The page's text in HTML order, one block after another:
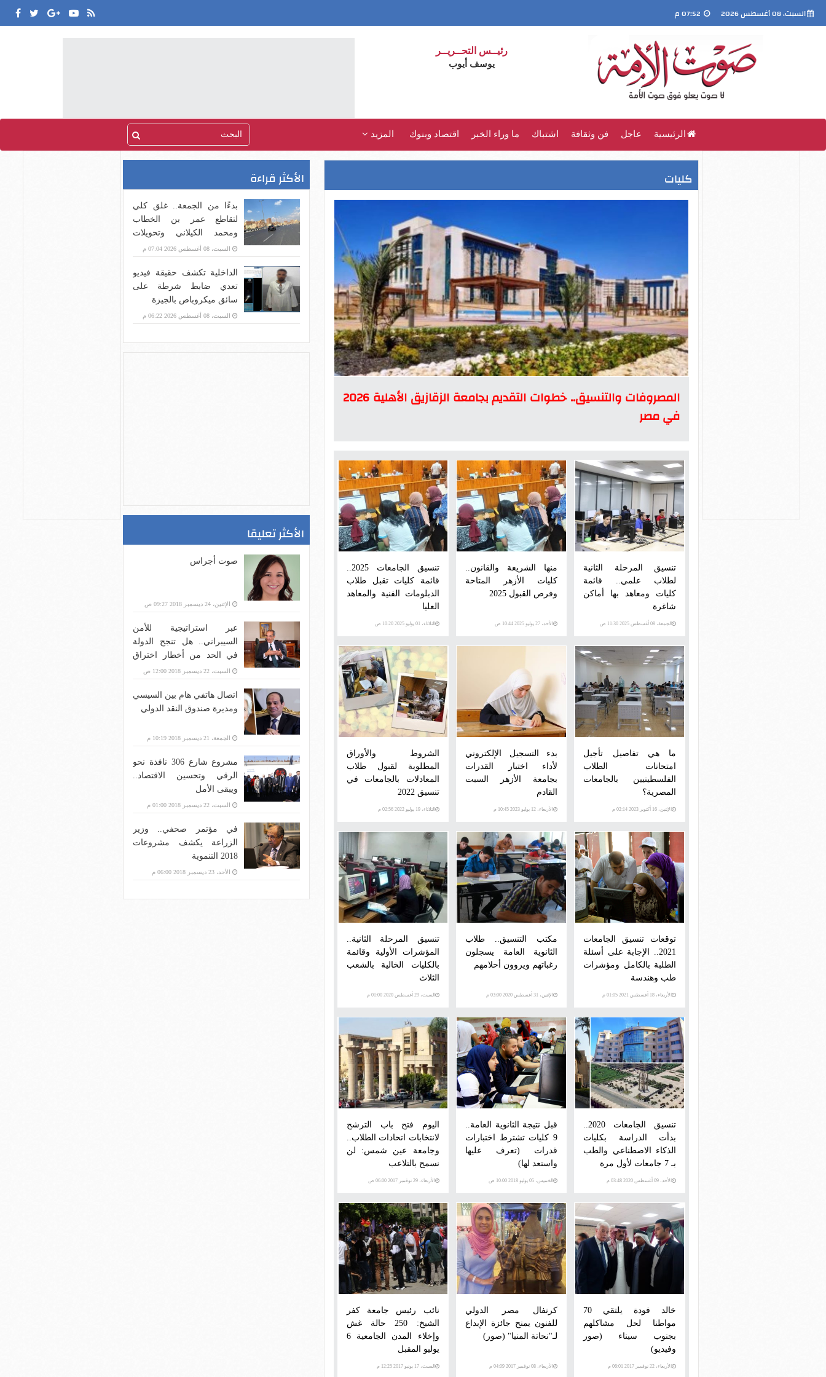
السبت، 08 أغسطس 2026
رئيــس التحــريــر
يوسف أيوب
الرئيسية عاجل فن وثقافة اشتباك ما وراء الخبر اقتصاد وبنوك المزيد
كليات
المصروفات والتنسيق.. خطوات التقديم بجامعة الزقازيق الأهلية 2026
في مصر
تنسيق المرحلة الثانية
لطلاب علمي.. قائمة
كليات ومعاهد بها أماكن
شاغرة
الجمعة، 08 أغسطس 2025 11:30 ص
منها الشريعة والقانون..
كليات الأزهر المتاحة
وفرص القبول 2025
الأحد، 27 يوليو 2025 10:44 ص
تنسيق الجامعات 2025..
قائمة كليات تقبل طلاب
الدبلومات الفنية والمعاهد
العليا
الثلاثاء، 01 يوليو 2025 10:20 ص
ما هي تفاصيل تأجيل
امتحانات الطلاب
الفلسطينيين بالجامعات
المصرية؟
الإثنين، 16 أكتوبر 2023 02:14 م
بدء التسجيل الإلكتروني
لأداء اختبار القدرات
بجامعة الأزهر السبت
القادم
الأربعاء، 12 يوليو 2023 10:45 م
الشروط والأوراق
المطلوبة لقبول طلاب
المعادلات بالجامعات في
تنسيق 2022
الثلاثاء، 19 يوليو 2022 02:56 م
توقعات تنسيق الجامعات
2021.. الإجابة على أسئلة
الطلبة بالكامل ومؤشرات
طب وهندسة
الأربعاء، 18 أغسطس 2021 01:05 م
مكتب التنسيق.. طلاب
الثانوية العامة يسجلون
رغباتهم ويروون أحلامهم
الإثنين، 31 أغسطس 2020 03:00 م
تنسيق المرحلة الثانية..
المؤشرات الأولية وقائمة
بالكليات الخالية بالشعب
الثلاث
السبت، 29 أغسطس 2020 01:00 م
تنسيق الجامعات 2020..
بدأت الدراسة بكليات
الذكاء الاصطناعي والطب
بـ 7 جامعات لأول مرة
الأحد، 09 أغسطس 2020 03:48 م
قبل نتيجة الثانوية العامة..
9 كليات تشترط اختبارات
قدرات (تعرف عليها
واستعد لها)
الخميس، 05 يوليو 2018 10:00 ص
اليوم فتح باب الترشح
لانتخابات اتحادات الطلاب..
وجامعة عين شمس: لن
نسمح بالتلاعب
الأربعاء، 29 نوفمبر 2017 06:00 ص
خالد فودة يلتقي 70
مواطنا لحل مشاكلهم
بجنوب سيناء (صور
وفيديو)
الأربعاء، 22 نوفمبر 2017 06:01 م
كرنفال مصر الدولي
للفنون يمنح جائزة الإبداع
لـ"نحاتة المنيا" (صور)
الأربعاء، 08 نوفمبر 2017 04:09 م
نائب رئيس جامعة كفر
الشيخ: 250 حالة غش
وإخلاء المدن الجامعية 6
يوليو المقبل
السبت، 17 يونيو 2017 12:25 م
الأكثر قراءة
بدءًا من الجمعة.. غلق كلي
لتقاطع عمر بن الخطاب
ومحمد الكيلاني وتحويلات
بديلةالسبت، 08 أغسطس 2026 07:04 م
الداخلية تكشف حقيقة فيديو
تعدي ضابط شرطة على
سائق ميكروباص بالجيزة
السبت، 08 أغسطس 2026 06:22 م
الأكثر تعليقا
صوت أجراس
الإثنين، 24 ديسمبر 2018 09:27 ص
عبر استراتيجية للأمن
السيبراني.. هل تنجح الدولة
في الحد من أخطار اختراق
بنية الاتصالات؟
السبت، 22 ديسمبر 2018 12:00 ص
اتصال هاتفي هام بين السيسي
ومديرة صندوق النقد الدولي
الجمعة، 21 ديسمبر 2018 10:19 م
مشروع شارع 306 نافذة نحو
الرقي وتحسين الاقتصاد..
ويبقى الأمل
السبت، 22 ديسمبر 2018 01:00 م
في مؤتمر صحفي.. وزير
الزراعة يكشف مشروعات
2018 التنموية
الأحد، 23 ديسمبر 2018 06:00 م